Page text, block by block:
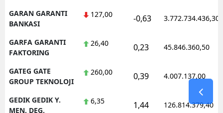
GARAN GARANTI
BANKASI
127,00 -0,63 3.772.734.436,30
GARFA GARANTI
FAKTORING
26,40 0,23 45.846.360,50
GATEG GATE
GROUP TEKNOLOJI
260,00 0,39 4.007.137,00
GEDIK GEDIK Y.
MEN. DEG.
6,35 1,44 126.814.379,40